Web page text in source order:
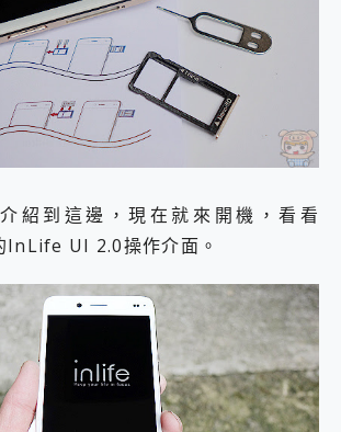
紹到這邊，現在就來開機，看看
InLife UI 2.0操作介面。